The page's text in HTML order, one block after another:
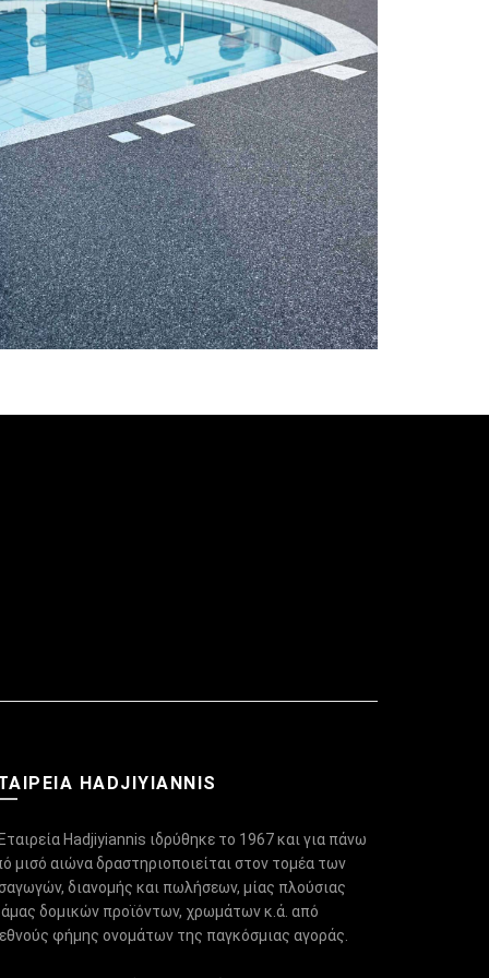
HADJIYIANNIS
Hadjiyiannis ιδρύθηκε το 1967 και για πάνω
μισό αιώνα δραστηριοποιείται στον τομέα των
διανομής και πωλήσεων, μίας πλούσιας
δομικών προϊόντων, χρωμάτων κ.ά. από
φήμης ονομάτων της παγκόσμιας αγοράς.